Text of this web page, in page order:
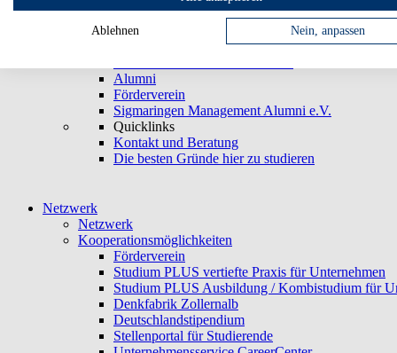
Beauftragte und Ansprechpartner
Beschwerdewegweiser
Alumni
Förderverein
Sigmaringen Management Alumni e.V.
Quicklinks
Kontakt und Beratung
Die besten Gründe hier zu studieren
Netzwerk
Netzwerk
Kooperationsmöglichkeiten
Förderverein
Studium PLUS vertiefte Praxis für Unternehmen
Studium PLUS Ausbildung / Kombistudium für
Denkfabrik Zollernalb
Deutschlandstipendium
Stellenportal für Studierende
Ablehnen Nein, anpassen